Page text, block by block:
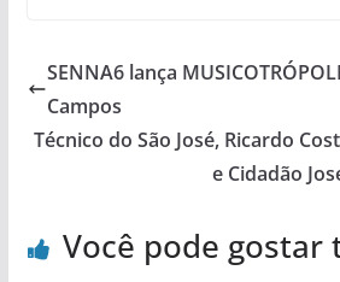
SENNA6 lança
Campos
Técnico do São José, Ricardo
e Cidadão
Você pode gostar